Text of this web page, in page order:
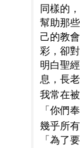
同樣的
幫助那
己的教
彩，卻
明白聖
息，長
我常在
「你們
幾乎所
「為了